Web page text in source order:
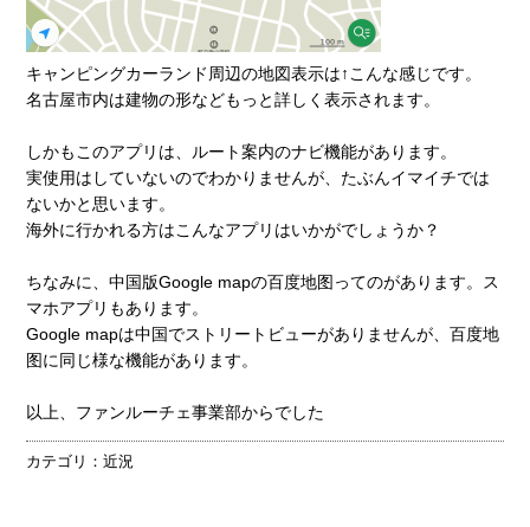
キャンピングカーランド周辺の地図表示は↑こんな感じです。
名古屋市内は建物の形などもっと詳しく表示されます。
しかもこのアプリは、ルート案内のナビ機能があります。
実使用はしていないのでわかりませんが、たぶんイマイチでは
ないかと思います。
海外に行かれる方はこんなアプリはいかがでしょうか？
ちなみに、中国版Google mapの百度地图 ってのがあります。ス
マホアプリもあります。
Google mapは中国でストリートビューがありませんが、百度地
图に同じ様な機能があります。
以上、ファンルーチェ事業部からでした
カテゴリ：近況